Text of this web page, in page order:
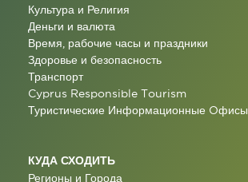
Культура и Религия
Деньги и валюта
Время, рабочие часы и праздники
Здоровье и безопасность
Транспорт
Cyprus Responsible Tourism
Туристические Информационные Oфисы
КУДА СХОДИТЬ
Регионы и Города